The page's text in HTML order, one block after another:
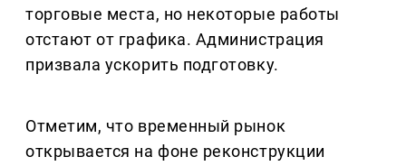
торговые места, но некоторые работы
отстают от графика. Администрация
призвала ускорить подготовку.
Отметим, что временный рынок
открывается на фоне реконструкции